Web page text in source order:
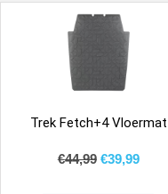
Trek Fetch+4 Vloermat
€44,99 €39,99